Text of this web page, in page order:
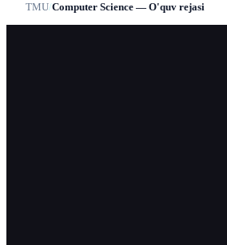
TMU/Computer Science — O'quv rejasi